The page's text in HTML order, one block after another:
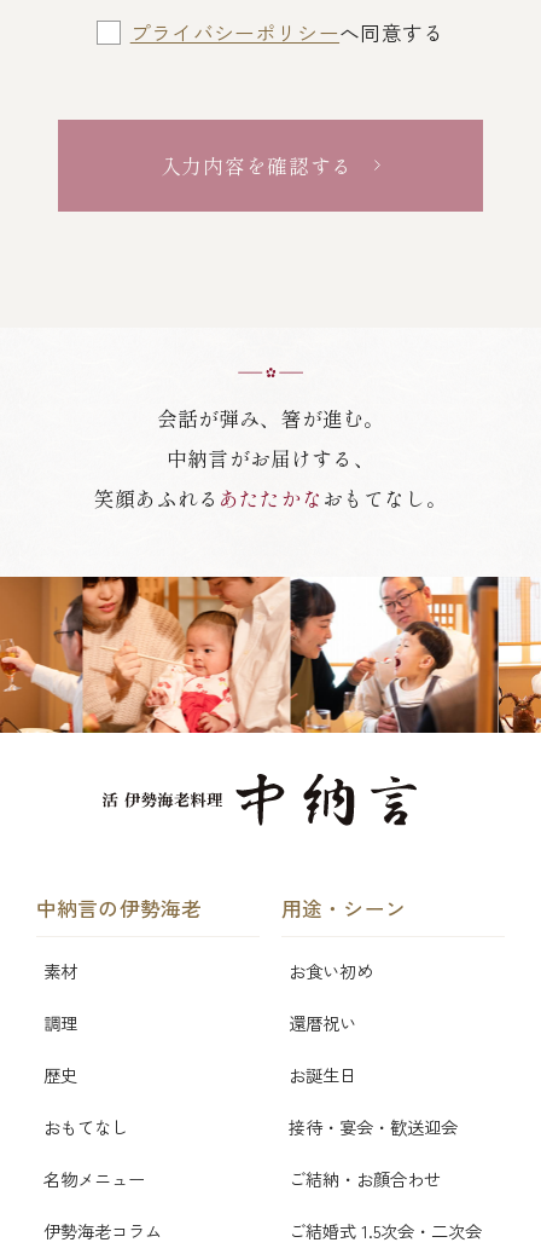
プライバシーポリシーへ同意する
入力内容を確認する
会話が弾み、箸が進む。
中納言がお届けする、
笑顔あふれる あたたかな おもてなし。
中納言の伊勢海老
素材
調理
歴史
おもてなし
名物メニュー
伊勢海老コラム
用途・シーン
お食い初め
還暦祝い
お誕生日
接待・宴会・歓送迎会
ご結納・お顔合わせ
ご結婚式 1.5次会・二次会